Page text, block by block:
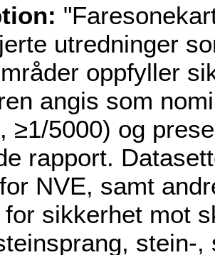
utredninger
oppfyller
angis som
≥1/5000) og
rapport.
NVE, samt
sikkerhet mot
stein-